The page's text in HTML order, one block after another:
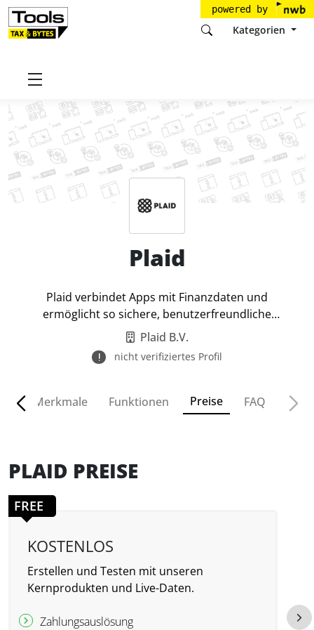
powered by
Kategorien
Startseite
Plaid
Plaid verbindet Apps mit Finanzdaten und
ermöglicht so sichere, benutzerfreundliche
Integrationen.
Plaid B.V.
nicht verifiziertes Profil
Merkmale Funktionen Preise FAQ
PLAID PREISE
FREE
KOSTENLOS
Erstellen und Testen mit unseren
Kernprodukten und Live-Daten.
Zahlungsauslösung